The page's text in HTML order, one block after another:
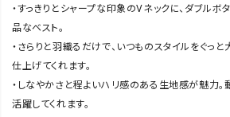
・すっきりとシャープな印象のVネックに、ダブルボ
品なベスト。
・さらりと羽織るだけで、いつものスタイルをぐっ
仕上げてくれます。
・しなやかさと程よいハリ感のある生地感が魅力。
活躍してくれます。